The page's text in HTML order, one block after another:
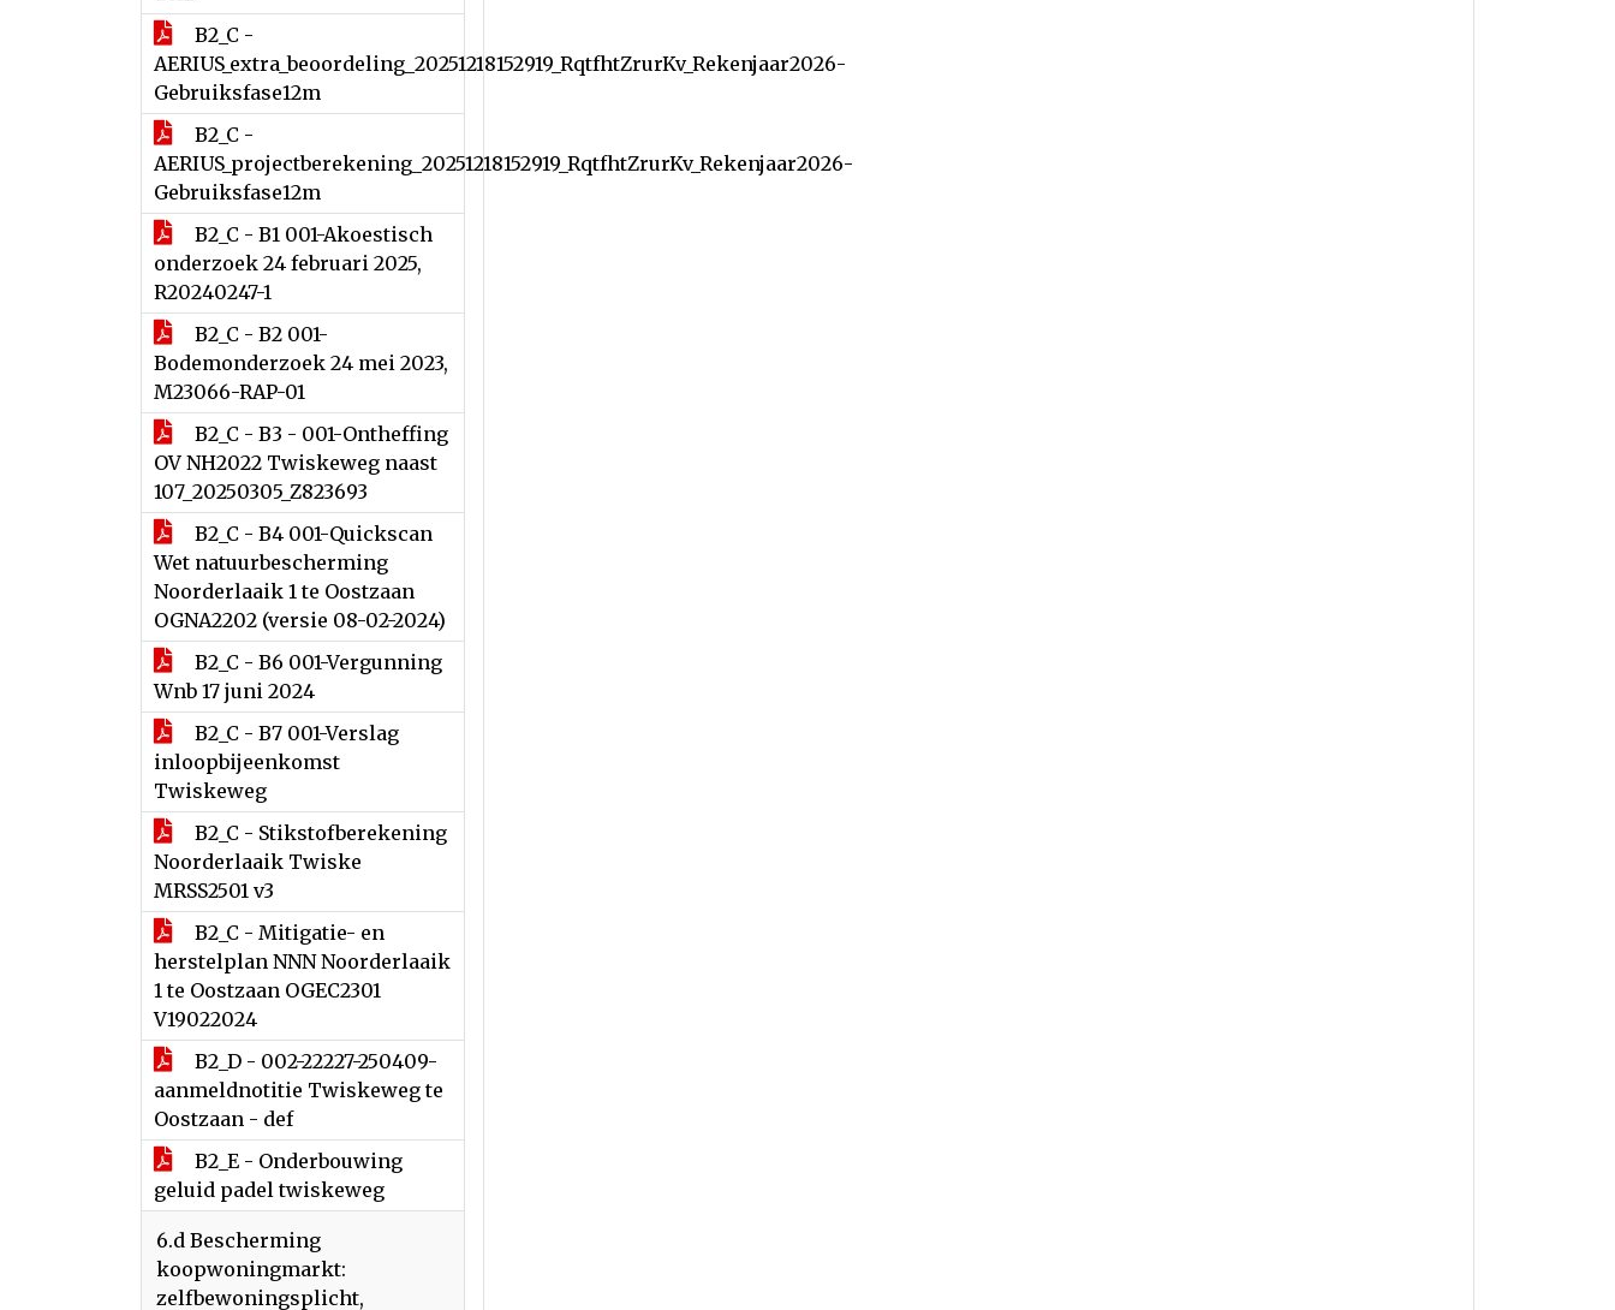
B2_C -
AERIUS_extra_beoordeling_20251218152919_RqtfhtZrurKv_Rekenjaar2026-
Gebruiksfase12m
B2_C -
AERIUS_projectberekening_20251218152919_RqtfhtZrurKv_Rekenjaar2026-
Gebruiksfase12m
B2_C - B1 001-Akoestisch
onderzoek 24 februari 2025,
R20240247-1
B2_C - B2 001-
Bodemonderzoek 24 mei 2023,
M23066-RAP-01
B2_C - B3 - 001-Ontheffing
OV NH2022 Twiskeweg naast
107_20250305_Z823693
B2_C - B4 001-Quickscan
Wet natuurbescherming
Noorderlaaik 1 te Oostzaan
OGNA2202 (versie 08-02-2024)
B2_C - B6 001-Vergunning
Wnb 17 juni 2024
B2_C - B7 001-Verslag
inloopbijeenkomst
Twiskeweg
B2_C - Stikstofberekening
Noorderlaaik Twiske
MRSS2501 v3
B2_C - Mitigatie- en
herstelplan NNN Noorderlaaik
1 te Oostzaan OGEC2301
V19022024
B2_D - 002-22227-250409-
aanmeldnotitie Twiskeweg te
Oostzaan - def
B2_E - Onderbouwing
geluid padel twiskeweg
6.d Bescherming
koopwoningmarkt:
zelfbewoningsplicht,